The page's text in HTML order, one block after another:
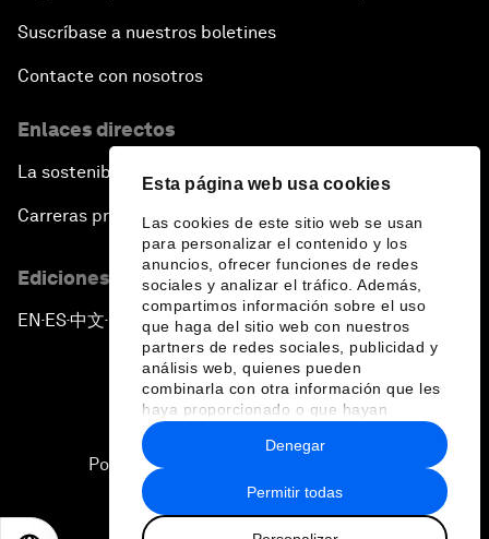
Esta página web usa cookies
Las cookies de este sitio web se usan
para personalizar el contenido y los
anuncios, ofrecer funciones de redes
sociales y analizar el tráfico. Además,
compartimos información sobre el uso
que haga del sitio web con nuestros
partners de redes sociales, publicidad y
análisis web, quienes pueden
combinarla con otra información que les
haya proporcionado o que hayan
recopilado a partir del uso que haya
hecho de sus servicios.
Permitir todas
Denegar
Suscríbase a nuestros boletines
Contacte con nosotros
Enlaces directos
La sostenibilidad en el Foro
Carreras profesionales
Ediciones en otros idiomas
EN ▪ES▪中文▪ 日本語
Política de privacidad y normas de uso
Sitemap